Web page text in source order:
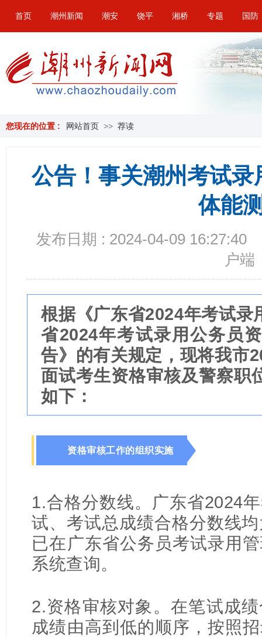
首页 潮州新闻 潮安 饶平 湘桥 专题 国防
您现在的位置 : 网站首页 >> 荐读
公告！事关潮州考试
体能
发布日期 : 2024-04-09 16:27:40
户端
根据《广东省2024年考试录
省2024年考试录用公务员
告》的有关规定，现将我市
面试考生资格审核及警察职
如下：
资格审核工作的组织实施
1.合格分数线。广东省2024
试、考试总成绩合格分数线
已在广东省公务员考试录用
系统查询。
2.资格审核对象。在笔试成
成绩由高到低的顺序，按照